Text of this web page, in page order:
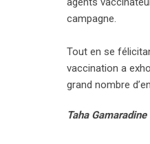
campagne.
Tout en se
vaccination a
grand nombre
Taha Gamaradine